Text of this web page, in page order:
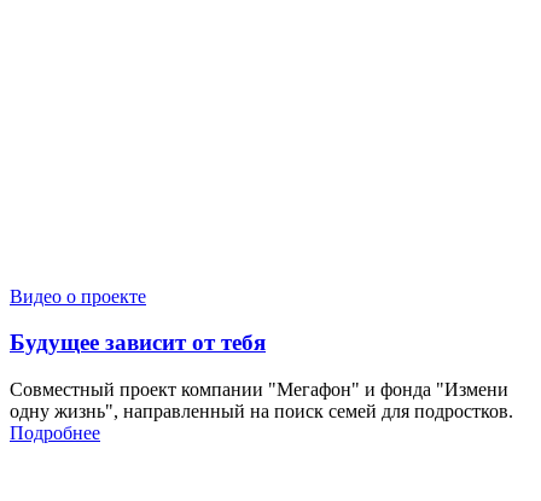
Видео о проекте
Будущее зависит от тебя
Совместный проект компании "Мегафон" и фонда "Измени
одну жизнь", направленный на поиск семей для подростков.
Подробнее